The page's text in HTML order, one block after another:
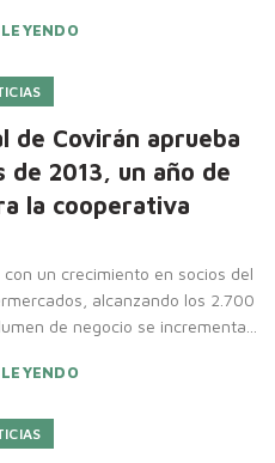
de Covirán aprueba
de 2013, un año de
la cooperativa
un crecimiento en socios del
alcanzando los 2.700
de negocio se incrementa...